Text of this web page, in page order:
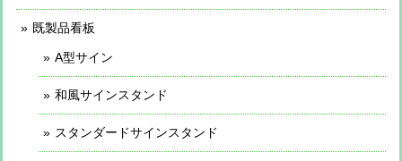
既製品看板
A型サイン
和風サインスタンド
スタンダードサインスタンド